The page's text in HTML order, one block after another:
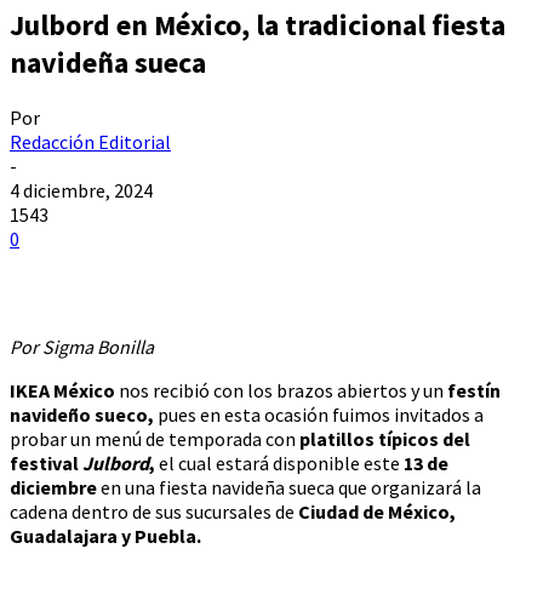
Julbord en México, la tradicional fiesta
navideña sueca
Por
Redacción Editorial
-
4 diciembre, 2024
1543
0
Por Sigma Bonilla
IKEA México nos recibió con los brazos abiertos y un festín
navideño sueco, pues en esta ocasión fuimos invitados a
probar un menú de temporada con platillos típicos del
festivalJulbord, el cual estará disponible este 13 de
diciembreen una fiesta navideña sueca que organizará la
cadena dentro de sus sucursales de Ciudad de México,
Guadalajara y Puebla.